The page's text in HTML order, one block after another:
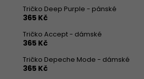
Tričko Deep Purple - pánské
365 Kč
Tričko Accept - dámské
365 Kč
Tričko Depeche Mode - dámské
365 Kč